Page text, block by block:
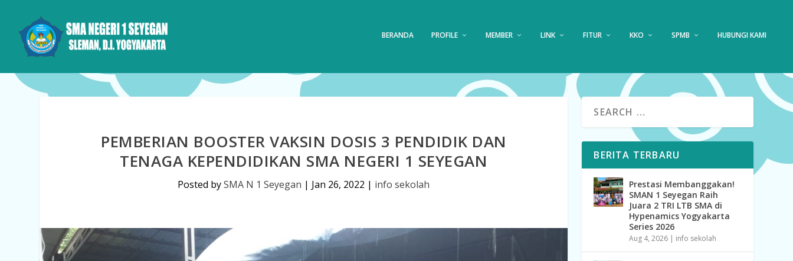
BERANDA PROFILE MEMBER LINK FITUR KKO SPMB HUBUNGI KAMI
PEMBERIAN BOOSTER VAKSIN DOSIS 3 PENDIDIK DAN
TENAGA KEPENDIDIKAN SMA NEGERI 1 SEYEGAN
Posted bySMA N 1 Seyegan | Jan 26, 2022 | info sekolah
BERITA TERBARU
Prestasi Membanggakan!
SMAN 1 Seyegan Raih
Juara 2 TRI LTB SMA di
Hypenamics Yogyakarta
Series 2026
Aug 4, 2026 | info sekolah